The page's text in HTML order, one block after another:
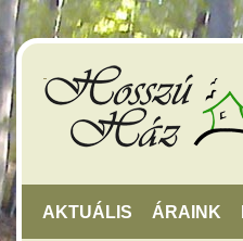
AKTUÁLIS ÁRAINK